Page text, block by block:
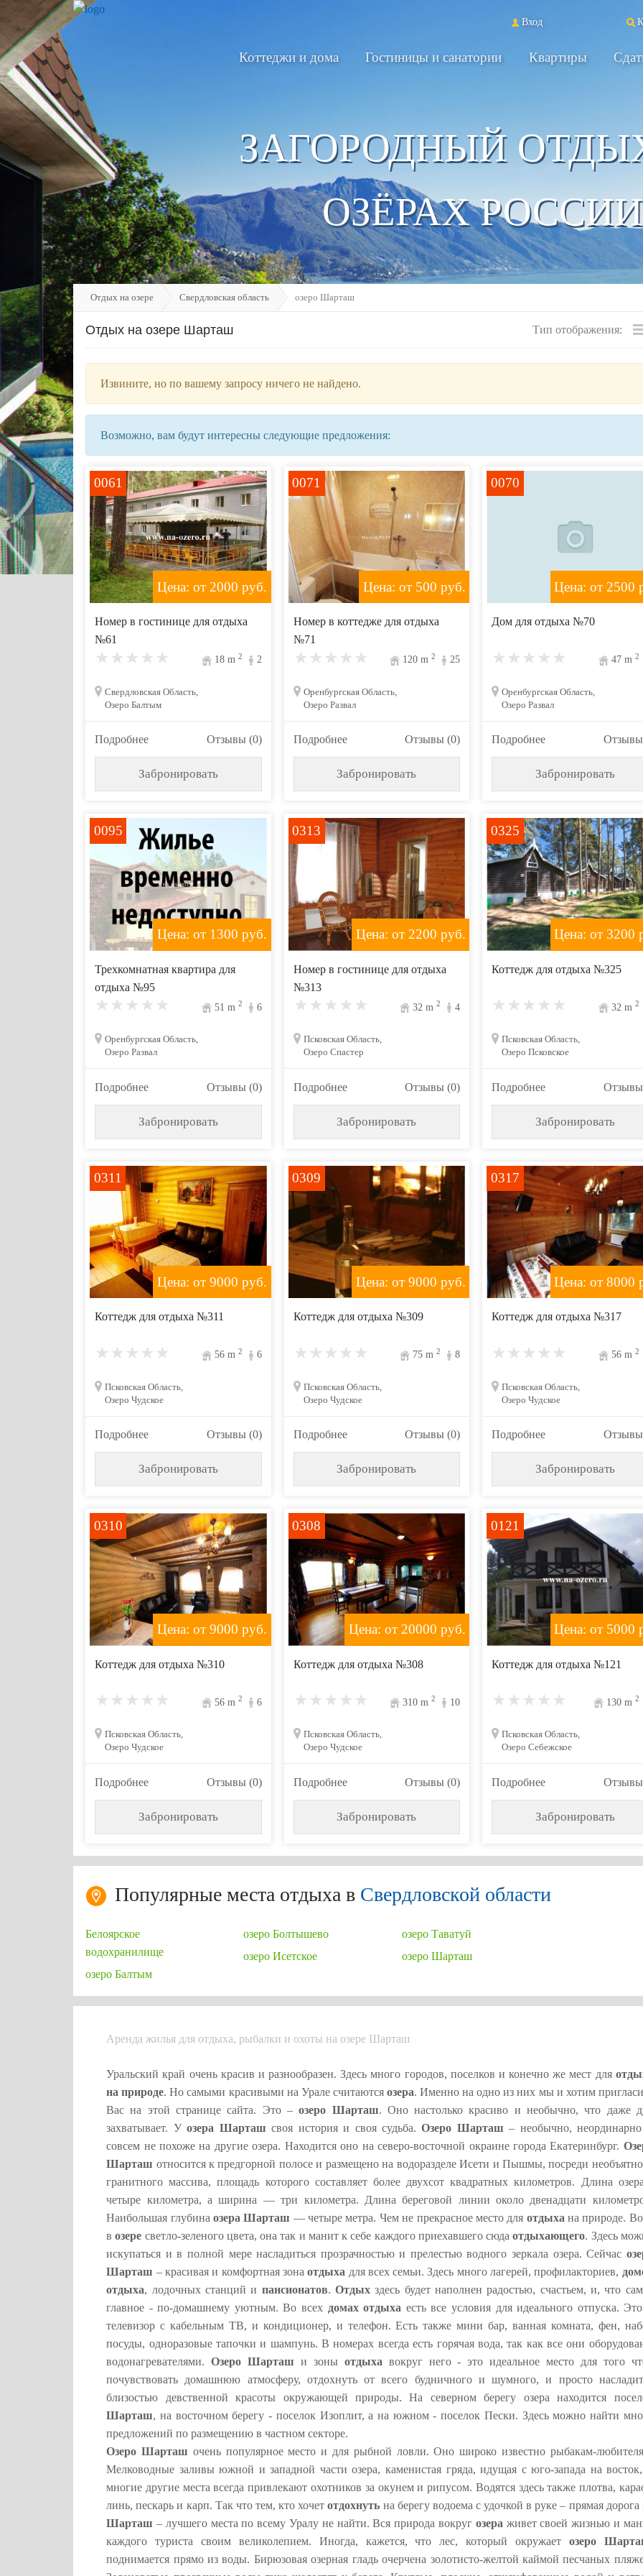
Вход
Коттеджи и дома Гостиницы и санатории Квартиры
ЗАГОРОДНЫЙ
ОЗЁРАХ РОССИИ
Отдых на озере Свердловская область озеро Шарташ
Отдых на озере Шарташ Тип отображения:
Извините, но по вашему запросу ничего не найдено.
Возможно, вам будут интересны следующие предложения:
0061
Цена: от 2000 руб.
Номер в гостинице для отдыха
№61
18m 2 2
Свердловская Область,
Озеро Балтым
Подробнее Отзывы (0)
Забронировать
0071
Цена: от 500 руб.
Номер в коттедже для отдыха
№71
120 m2 25
Оренбургская Область,
Озеро Развал
Подробнее Отзывы (0)
Забронировать
0070
Цена: от 2500
Дом для отдыха №70
47m 2
Оренбургская Область,
Озеро Развал
Подробнее
Забронировать
0095
Цена: от 1300 руб.
Трехкомнатная квартира для
отдыха №95
51 m 2 6
Оренбургская Область,
Озеро Развал
Подробнее Отзывы (0)
Забронировать
0313
Цена: от 2200 руб.
Номер в гостинице для отдыха
№313
32 m2 4
Псковская Область,
Озеро Спастер
Подробнее Отзывы (0)
Забронировать
0325
Цена: от 3200
Коттедж для отдыха №325
32 m 2
Псковская Область,
Озеро Псковское
Подробнее
Забронировать
0311
Цена: от 9000 руб.
Коттедж для отдыха №311
56m 2 6
Псковская Область,
Озеро Чудское
Подробнее Отзывы (0)
Забронировать
0309
Цена: от 9000 руб.
Коттедж для отдыха №309
75 m2 8
Псковская Область,
Озеро Чудское
Подробнее Отзывы (0)
Забронировать
0317
Цена: от 8000
Коттедж для отдыха №317
56m 2
Псковская Область,
Озеро Чудское
Подробнее
Забронировать
0310
Цена: от 9000 руб.
Коттедж для отдыха №310
56m 2 6
Псковская Область,
Озеро Чудское
Подробнее Отзывы (0)
Забронировать
0308
Цена: от 20000 руб.
Коттедж для отдыха №308
310 m2 10
Псковская Область,
Озеро Чудское
Подробнее Отзывы (0)
Забронировать
0121
Цена: от 5000
Коттедж для отдыха №121
130m 2
Псковская Область,
Озеро Себежское
Подробнее
Забронировать
Популярные места отдыха в Свердловской области
Белоярское
водохранилище
озеро Балтым
озеро Болтышево
озеро Исетское
озеро Таватуй
озеро Шарташ
Аренда жилья для отдыха, рыбалки и охоты на озере Шарташ
Уральский край очень красив и разнообразен. Здесь много городов, поселков и конечно же мест для
на природе. Но самыми красивыми на Урале считаются озера. Именно на одно из них мы и хотим
Вас на этой странице сайта. Это –озеро Шарташ. Оно настолько красиво и необычно, что даже
захватывает. Уозера Шарташ своя история и своя судьба.Озеро Шарташ – необычно,
совсем не похоже на другие озера. Находится оно на северо-восточной окраине города Екатеринбург.
Шарташ относится к предгорной полосе и размещено на водоразделе Исети и Пышмы, посреди
гранитного массива, площадь которого составляет более двухсот квадратных километров. Длина
четыре километра, а ширина — три километра. Длина береговой линии около двенадцати
Наибольшая глубина озера Шарташ — четыре метра. Чем не прекрасное место для отдыха на природе.
возере светло-зеленого цвета, она так и манит к себе каждого приехавшего сюдаотдыхающего. Здесь
искупаться и в полной мере насладиться прозрачностью и прелестью водного зеркала озера. Сейчас
Шарташ – красивая и комфортная зонаотдыха для всех семьи. Здесь много лагерей, профилакториев,
отдыха, лодочных станций и пансионатов. Отдыхздесь будет наполнен радостью, счастьем, и, что
главное - по-домашнему уютным. Во всех домах отдыха есть все условия для идеального отпуска.
телевизор с кабельным ТВ, и кондиционер, и телефон. Есть также мини бар, ванная комната, фен,
посуды, одноразовые тапочки и шампунь. В номерах всегда есть горячая вода, так как все они
водонагревателями.Озеро Шарташ и зоны отдыха вокруг него - это идеальное место для того
почувствовать домашнюю атмосферу, отдохнуть от всего будничного и шумного, и просто
близостью девственной красоты окружающей природы. На северном берегу озера находится
Шарташ, на восточном берегу - поселок Изоплит, а на южном - поселок Пески. Здесь можно найти
предложений по размещению в частном секторе.
Озеро Шарташ очень популярное место и для рыбной ловли. Оно широко известно рыбакам-
Мелководные заливы южной и западной части озера, каменистая гряда, идущая с юго-запада на
многие другие места всегда привлекают охотников за окунем и рипусом. Водятся здесь также плотва,
линь, пескарь и карп. Так что тем, кто хочетотдохнуть на берегу водоема с удочкой в руке – прямая дорога
Шарташ – лучшего места по всему Уралу не найти. Вся природа вокруг озера живет своей жизнью и
каждого туриста своим великолепием. Иногда, кажется, что лес, который окружает озеро
поднимается прямо из воды. Бирюзовая озерная гладь очерчена золотисто-желтой каймой песчаных